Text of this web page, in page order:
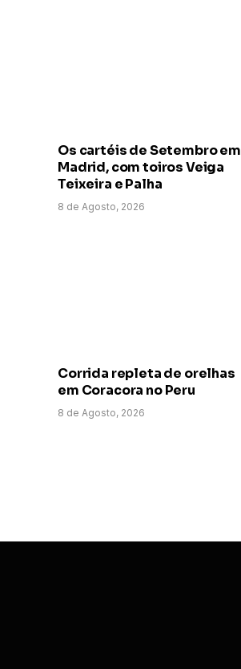
Os cartéis de Setembro em
Madrid, com toiros Veiga
Teixeira e Palha
8 de Agosto, 2026
Corrida repleta de orelhas
em Coracora no Peru
8 de Agosto, 2026